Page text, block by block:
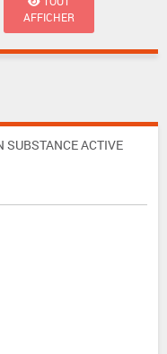
AFFICHER
SUBSTANCE ACTIVE